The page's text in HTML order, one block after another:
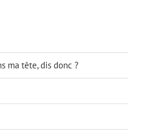
ma tête, dis donc ?